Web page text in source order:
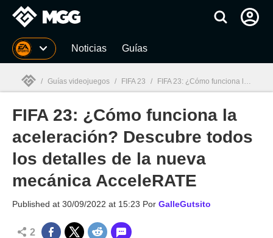
MGG Noticias Guías
MGG
/ Guías videojuegos / FIFA 23 / FIFA 23: ¿Cómo funciona la aceleración? Descubre todos los detalles de la nueva mecánica AcceleRATE
FIFA 23: ¿Cómo funciona la
aceleración? Descubre todos
los detalles de la nueva
mecánica AcceleRATE
Published at 30/09/2022 at 15:23 Por GalleGutsito
2